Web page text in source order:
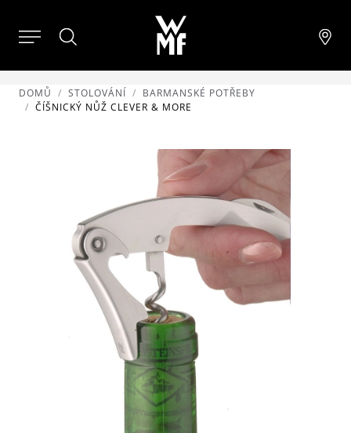
DOMŮ STOLOVÁNÍ
BARMANSKÉ POTŘEBY
ČÍŠNICKÝ NŮŽ CLEVER & MORE